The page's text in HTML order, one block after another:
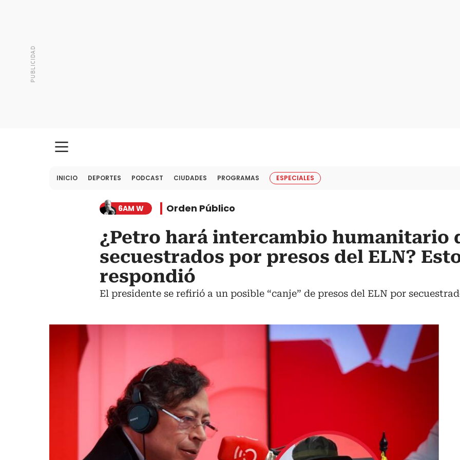
INICIO DEPORTES PODCAST CIUDADES PROGRAMAS ESPECIALES
6AM W Orden Público
¿Petro hará intercambio humanitario
secuestrados por presos del ELN?
respondió
El presidente se refirió a un posible “canje” de presos del ELN por